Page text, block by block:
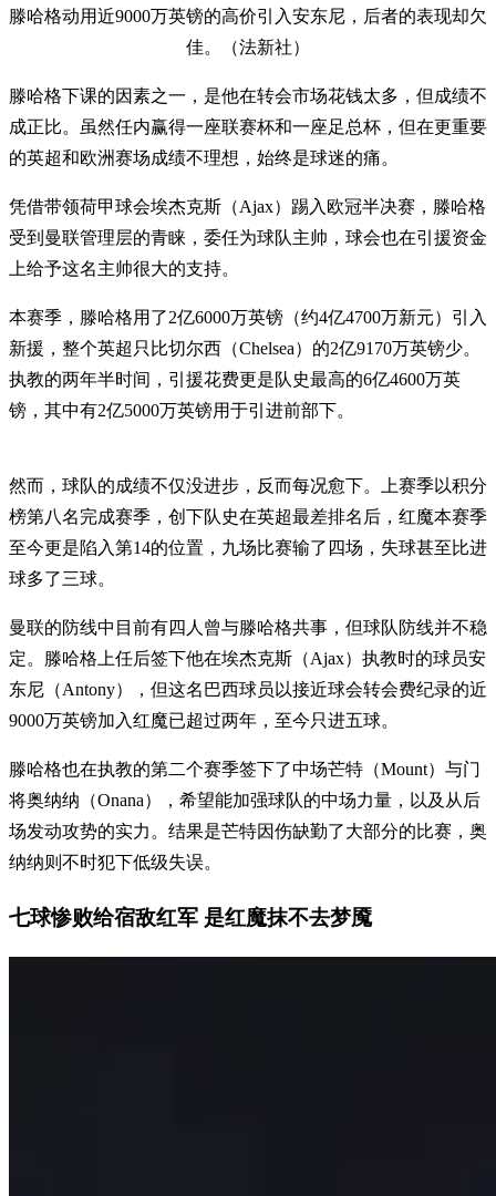
滕哈格动用近9000万英镑的高价引入安东尼，后者的表现却欠
佳。（法新社）
滕哈格下课的因素之一，是他在转会市场花钱太多，但成绩不
成正比。虽然任内赢得一座联赛杯和一座足总杯，但在更重要
的英超和欧洲赛场成绩不理想，始终是球迷的痛。
凭借带领荷甲球会埃杰克斯（Ajax）踢入欧冠半决赛，滕哈格
受到曼联管理层的青睐，委任为球队主帅，球会也在引援资金
上给予这名主帅很大的支持。
本赛季，滕哈格用了2亿6000万英镑（约4亿4700万新元）引入
新援，整个英超只比切尔西（Chelsea）的2亿9170万英镑少。
执教的两年半时间，引援花费更是队史最高的6亿4600万英
镑，其中有2亿5000万英镑用于引进前部下。
然而，球队的成绩不仅没进步，反而每况愈下。上赛季以积分
榜第八名完成赛季，创下队史在英超最差排名后，红魔本赛季
至今更是陷入第14的位置，九场比赛输了四场，失球甚至比进
球多了三球。
曼联的防线中目前有四人曾与滕哈格共事，但球队防线并不稳
定。滕哈格上任后签下他在埃杰克斯（Ajax）执教时的球员安
东尼（Antony），但这名巴西球员以接近球会转会费纪录的近
9000万英镑加入红魔已超过两年，至今只进五球。
滕哈格也在执教的第二个赛季签下了中场芒特（Mount）与门
将奥纳纳（Onana），希望能加强球队的中场力量，以及从后
场发动攻势的实力。结果是芒特因伤缺勤了大部分的比赛，奥
纳纳则不时犯下低级失误。
七球惨败给宿敌红军 是红魔抹不去梦魇